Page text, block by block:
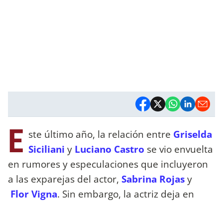
E ste último año, la relación entre Griselda
Siciliani y Luciano Castro se vio envuelta
en rumores y especulaciones que incluyeron
a las exparejas del actor, Sabrina Rojasy
Flor Vigna. Sin embargo, la actriz deja en